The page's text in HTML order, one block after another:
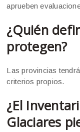
aprueben
¿Quién
protegen?
Las provincias
criterios propios.
¿El
Glaciares